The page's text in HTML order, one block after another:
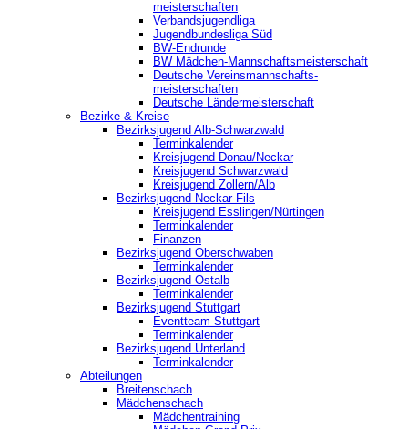
meisterschaften
Verbandsjugendliga
Jugendbundesliga Süd
BW-Endrunde
BW Mädchen-Mannschaftsmeisterschaft
Deutsche Vereinsmannschafts-
meisterschaften
Deutsche Ländermeisterschaft
Bezirke & Kreise
Bezirksjugend Alb-Schwarzwald
Terminkalender
Kreisjugend Donau/Neckar
Kreisjugend Schwarzwald
Kreisjugend Zollern/Alb
Bezirksjugend Neckar-Fils
Kreisjugend ‎Esslingen/Nürtingen
Terminkalender
Finanzen
Bezirksjugend Oberschwaben
Terminkalender
Bezirksjugend Ostalb
Terminkalender
Bezirksjugend Stuttgart
‎Eventteam Stuttgart
Terminkalender
Bezirksjugend Unterland
Terminkalender
Abteilungen
Breitenschach
Mädchenschach
Mädchentraining